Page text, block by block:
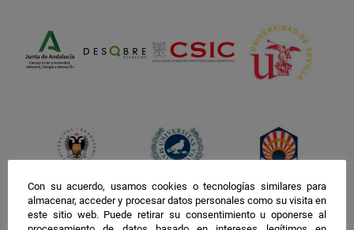
Con su acuerdo, usamos cookies o tecnologías similares para
almacenar, acceder y procesar datos personales como su visita en
este sitio web. Puede retirar su consentimiento u oponerse al